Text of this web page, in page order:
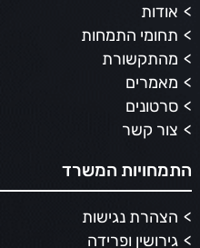
אודות
תחומי התמחות
מהתקשורת
מאמרים
סרטונים
צור קשר
התמחויות המשרד
הצהרת נגישות
גירושין ופרידה